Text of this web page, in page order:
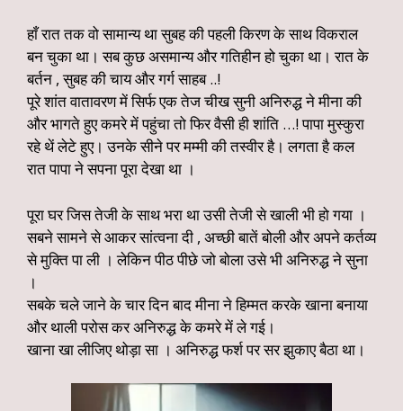
हाँ रात तक वो सामान्य था सुबह की पहली किरण के साथ विकराल
बन चुका था। सब कुछ असमान्य और गतिहीन हो चुका था। रात के
बर्तन , सुबह की चाय और गर्ग साहब ..!
पूरे शांत वातावरण में सिर्फ एक तेज चीख सुनी अनिरुद्ध ने मीना की
और भागते हुए कमरे में पहुंचा तो फिर वैसी ही शांति …! पापा मुस्कुरा
रहे थें लेटे हुए। उनके सीने पर मम्मी की तस्वीर है। लगता है कल
रात पापा ने सपना पूरा देखा था ।
पूरा घर जिस तेजी के साथ भरा था उसी तेजी से खाली भी हो गया ।
सबने सामने से आकर सांत्वना दी , अच्छी बातें बोली और अपने कर्तव्य
से मुक्ति पा ली । लेकिन पीठ पीछे जो बोला उसे भी अनिरुद्ध ने सुना
।
सबके चले जाने के चार दिन बाद मीना ने हिम्मत करके खाना बनाया
और थाली परोस कर अनिरुद्ध के कमरे में ले गई।
खाना खा लीजिए थोड़ा सा । अनिरुद्ध फर्श पर सर झुकाए बैठा था।